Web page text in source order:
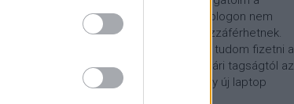
Patreon.com-on exkluzív, a blogon nem
elérhető tartalmakhoz is hozzáférhetnek.
Támogatásod segítségével tudom fizetni a
munkám költségeit a könyvtári tagságtól az
Arcanum előfizetésen át egy új laptop